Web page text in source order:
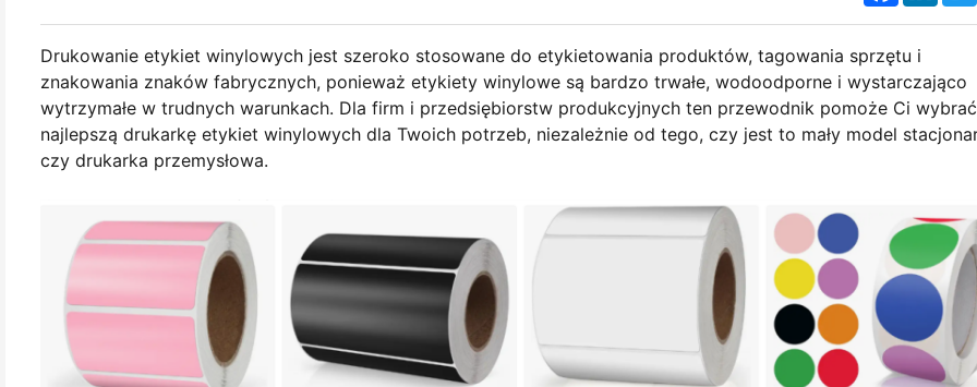
Drukowanie etykiet winylowych jest szeroko stosowane do etykietowania produktów, tagowania sprzętu i
znakowania znaków fabrycznych, ponieważ etykiety winylowe są bardzo trwałe, wodoodporne i wystarczająco
wytrzymałe w trudnych warunkach. Dla firm i przedsiębiorstw produkcyjnych ten przewodnik pomoże Ci wybrać
najlepszą drukarkę etykiet winylowych dla Twoich potrzeb, niezależnie od tego, czy jest to mały model
czy drukarka przemysłowa.